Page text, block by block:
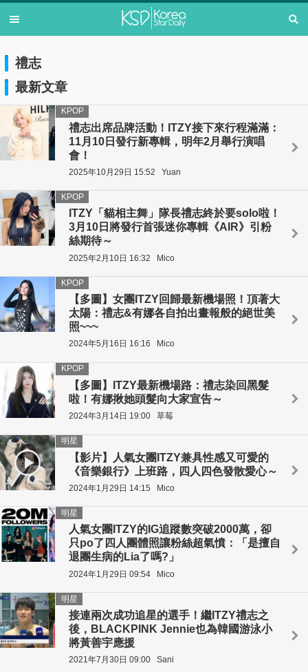
禮志
最新文章
禮志出席品牌活動！ITZY接下來行程滿滿：
11月10日發行新專輯，明年2月舉行演唱
會！
KPOP
2025年10月29日 15:52 Yuan
ITZY「貓相主舞」隊長禮志終於要solo啦！
3月10日將發行首張迷你專輯《AIR》引粉
絲期待～
KPOP
2025年2月10日 16:32 Mico
【多圖】女團ITZY回歸最新機場照！頂著大
太陽：禮志&有娜各自拍出畫報般的絕世美
照~~~
KPOP
2024年5月16日 16:16 Mico
【多圖】ITZY最新機場路：禮志染回黑髮
啦！有娜揪她頭髮向大家宣告～
KPOP
2024年3月14日 19:00 草莓
【影片】人氣女團ITZY兼具性感又可愛的
《音樂銀行》上班路，四人四色發散愛心～
明星
2024年1月29日 14:15 Mico
人氣女團ITZY的IG追蹤數突破2000萬，卻
只po了四人團體照讓粉絲超氣憤：「是擅自
退團生病的Lia了嗎?」
明星
2024年1月29日 09:54 Mico
接連兩次成功追星的選手！繼ITZY禮志之
後，BLACKPINK Jennie也為韓國游泳小
將黃善宇應援
明星
2021年7月30日 09:00 Sani